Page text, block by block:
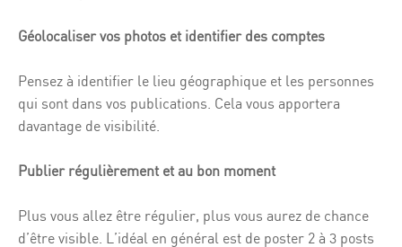
Géolocaliser vos photos et identifier des comptes
Pensez à identifier le lieu géographique et les personnes
qui sont dans vos publications. Cela vous apportera
davantage de visibilité.
Publier régulièrement et au bon moment
Plus vous allez être régulier, plus vous aurez de chance
d’être visible. L’idéal en général est de poster 2 à 3 posts